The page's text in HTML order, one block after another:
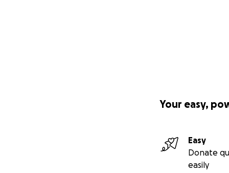
Your easy,
Easy
Donate
easily